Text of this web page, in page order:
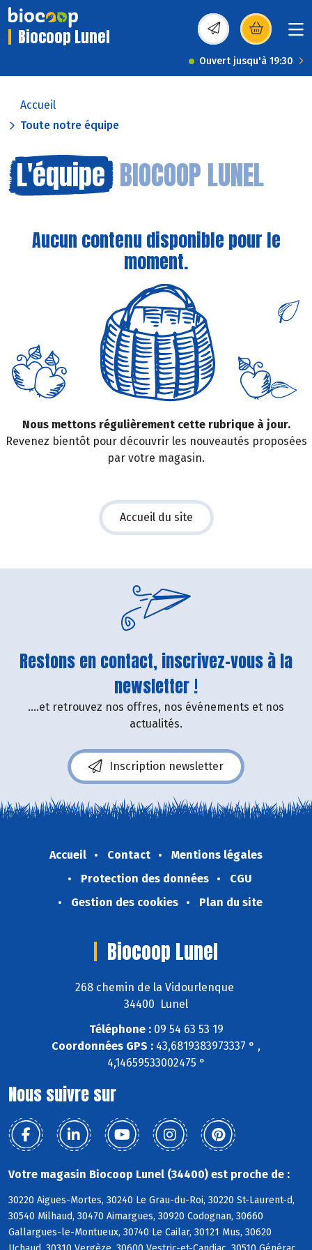
Biocoop Lunel (s’ouvre dans une
Ouvert jusqu'à 19:30
Accueil
Toute notre équipe
L'équipe BIOCOOP LUNEL
Aucun contenu disponible pour le
moment.
Nous mettons régulièrement cette rubrique à jour.
Revenez bientôt pour découvrir les nouveautés proposées
par votre magasin.
Accueil du site
Restons en contact, inscrivez-vous à la
newsletter !
....et retrouvez nos offres, nos événements et nos
actualités.
Inscription newsletter
Accueil Contact
Mentions légales
Protection des données
CGU
Gestion des cookies
Plan du site
Biocoop Lunel
268 chemin de la Vidourlenque
34400 Lunel
Téléphone :09 54 63 53 19
Coordonnées GPS : 43,6819383973337 ° ,
4,14659533002475 °
Nous suivre sur
Votre magasin Biocoop Lunel (34400) est proche de :
30220 Aigues-Mortes, 30240 Le Grau-du-Roi, 30220 St-Laurent-d,
30540 Milhaud, 30470 Aimargues, 30920 Codognan, 30660
Gallargues-le-Montueux, 30740 Le Cailar, 30121 Mus, 30620